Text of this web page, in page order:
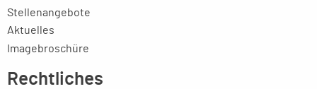
Stellenangebote
Aktuelles
Imagebroschüre
Rechtliches